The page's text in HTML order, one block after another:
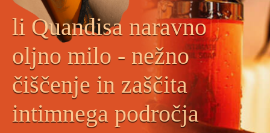
li Quandisa naravno
oljno milo - nežno
čiščenje in zaščita
intimnega področja